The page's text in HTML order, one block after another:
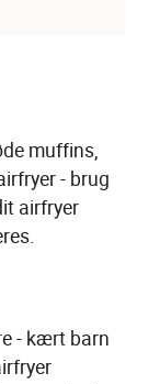
muffins,
- brug
airfryer
- kært barn